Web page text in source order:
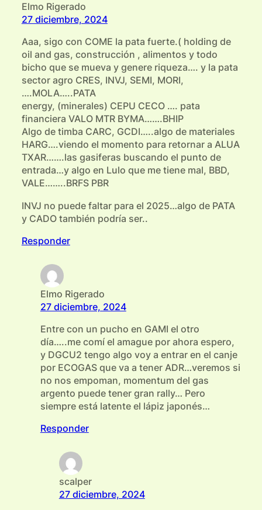
Elmo Rigerado
27 diciembre, 2024
Aaa, sigo con COME la pata fuerte.( holding de
oil and gas, construcción , alimentos y todo
bicho que se mueva y genere riqueza…. y la pata
sector agro CRES, INVJ, SEMI, MORI,
….MOLA…..PATA
energy, (minerales) CEPU CECO …. pata
financiera VALO MTR BYMA…….BHIP
Algo de timba CARC, GCDI…..algo de materiales
HARG….viendo el momento para retornar a ALUA
TXAR…….las gasiferas buscando el punto de
entrada…y algo en Lulo que me tiene mal, BBD,
VALE……..BRFS PBR
INVJ no puede faltar para el 2025…algo de PATA
y CADO también podría ser..
Responder
Elmo Rigerado
27 diciembre, 2024
Entre con un pucho en GAMI el otro
día…..me comí el amague por ahora espero,
y DGCU2 tengo algo voy a entrar en el canje
por ECOGAS que va a tener ADR…veremos si
no nos empoman, momentum del gas
argento puede tener gran rally… Pero
siempre está latente el lápiz japonés…
Responder
scalper
27 diciembre, 2024